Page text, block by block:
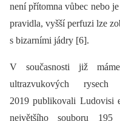
není přítomna vůbec nebo
pravidla, vyšší perfuzi lze
s bizarními jádry [6].
V současnosti již
ultrazvukových
2019 publikovali Ludovisi
největšího souboru 195